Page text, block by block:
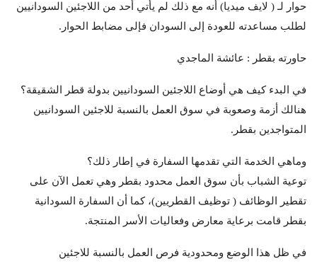
حوار لـ ( لايف ميديا) أنه مع ذلك لم يأتي أحد من اللاجئين السودانيين
لطلب مساعدته للعودة إلى السودان فإلى مضابط الحوار.
حاورته بقطر : عائشة الماجدي
في البدء كيف هي أوضاع اللاجئين السودانيين بدولة قطر الشقيقة؟
هنالك أزمة وصعوبة في سوق العمل بالنسبة للاجئين السودانيين
المتواجدين بقطر.
وماهي الخدمة التي تقدمها السفارة في إطار ذلك؟
توعية الشباب بأن سوق العمل محدود بقطر وهي تعمل الآن على
تقطير الوظائف ( توظيف القطريين)، كما أن السفارة السودانية
بقطر قامت برعاية معارض وفعاليات الأسر المنتجة.
في ظل هذا الوضع ومحدودية فرص العمل بالنسبة للاجئين